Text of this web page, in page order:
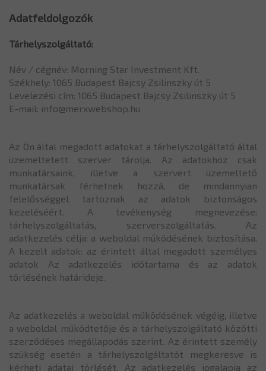
Adatfeldolgozók
Tárhelyszolgáltató:
Név / cégnév: Morning Star Investment Kft.
Székhely: 1065 Budapest Bajcsy Zsilinszky út 5
Levelezési cím: 1065 Budapest Bajcsy Zsilinszky út 5
E-mail: info@merxwebshop.hu
Az Ön által megadott adatokat a tárhelyszolgáltató által
üzemeltetett szerver tárolja. Az adatokhoz csak
munkatársaink, illetve a szervert üzemeltető
munkatársak férhetnek hozzá, de mindannyian
felelősséggel tartoznak az adatok biztonságos
kezeléséért. A tevékenység megnevezése:
tárhelyszolgáltatás, szerverszolgáltatás. Az
adatkezelés célja: a weboldal működésének biztosítása.
A kezelt adatok: az érintett által megadott személyes
adatok Az adatkezelés időtartama és az adatok
törlésének határideje.
Az adatkezelés a weboldal működésének végéig, illetve
a weboldal működtetője és a tárhelyszolgáltató közötti
szerződéses megállapodás szerint. Az érintett személy
szükség esetén a tárhelyszolgáltatót megkeresve is
kérheti adatai törlését. Az adatkezelés jogalapja az